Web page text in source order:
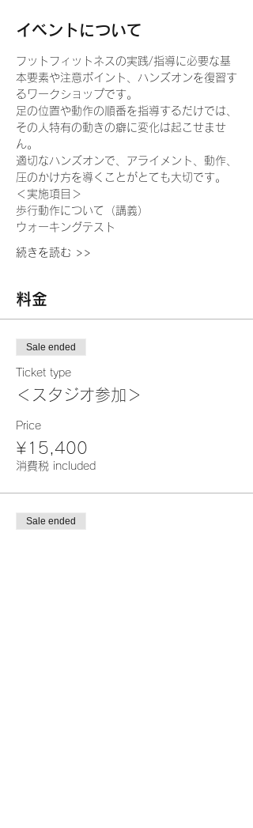
イベントについて
フットフィットネスの実践/指導に必要な基
本要素や注意ポイント、ハンズオンを復習す
るワークショップです。
足の位置や動作の順番を指導するだけでは、
その人特有の動きの癖に変化は起こせませ
ん。
適切なハンズオンで、アライメント、動作、
圧のかけ方を導くことがとても大切です。
＜実施項目＞
歩行動作について（講義）
ウォーキングテスト
続きを読む >>
料金
Sale ended
Ticket type
＜スタジオ参加＞
Price
¥15,400
消費税 included
Sale ended